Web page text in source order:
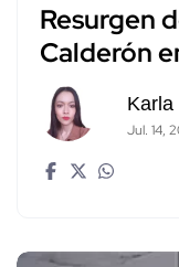
Resurgen
Calderón
Karla
Jul. 14,